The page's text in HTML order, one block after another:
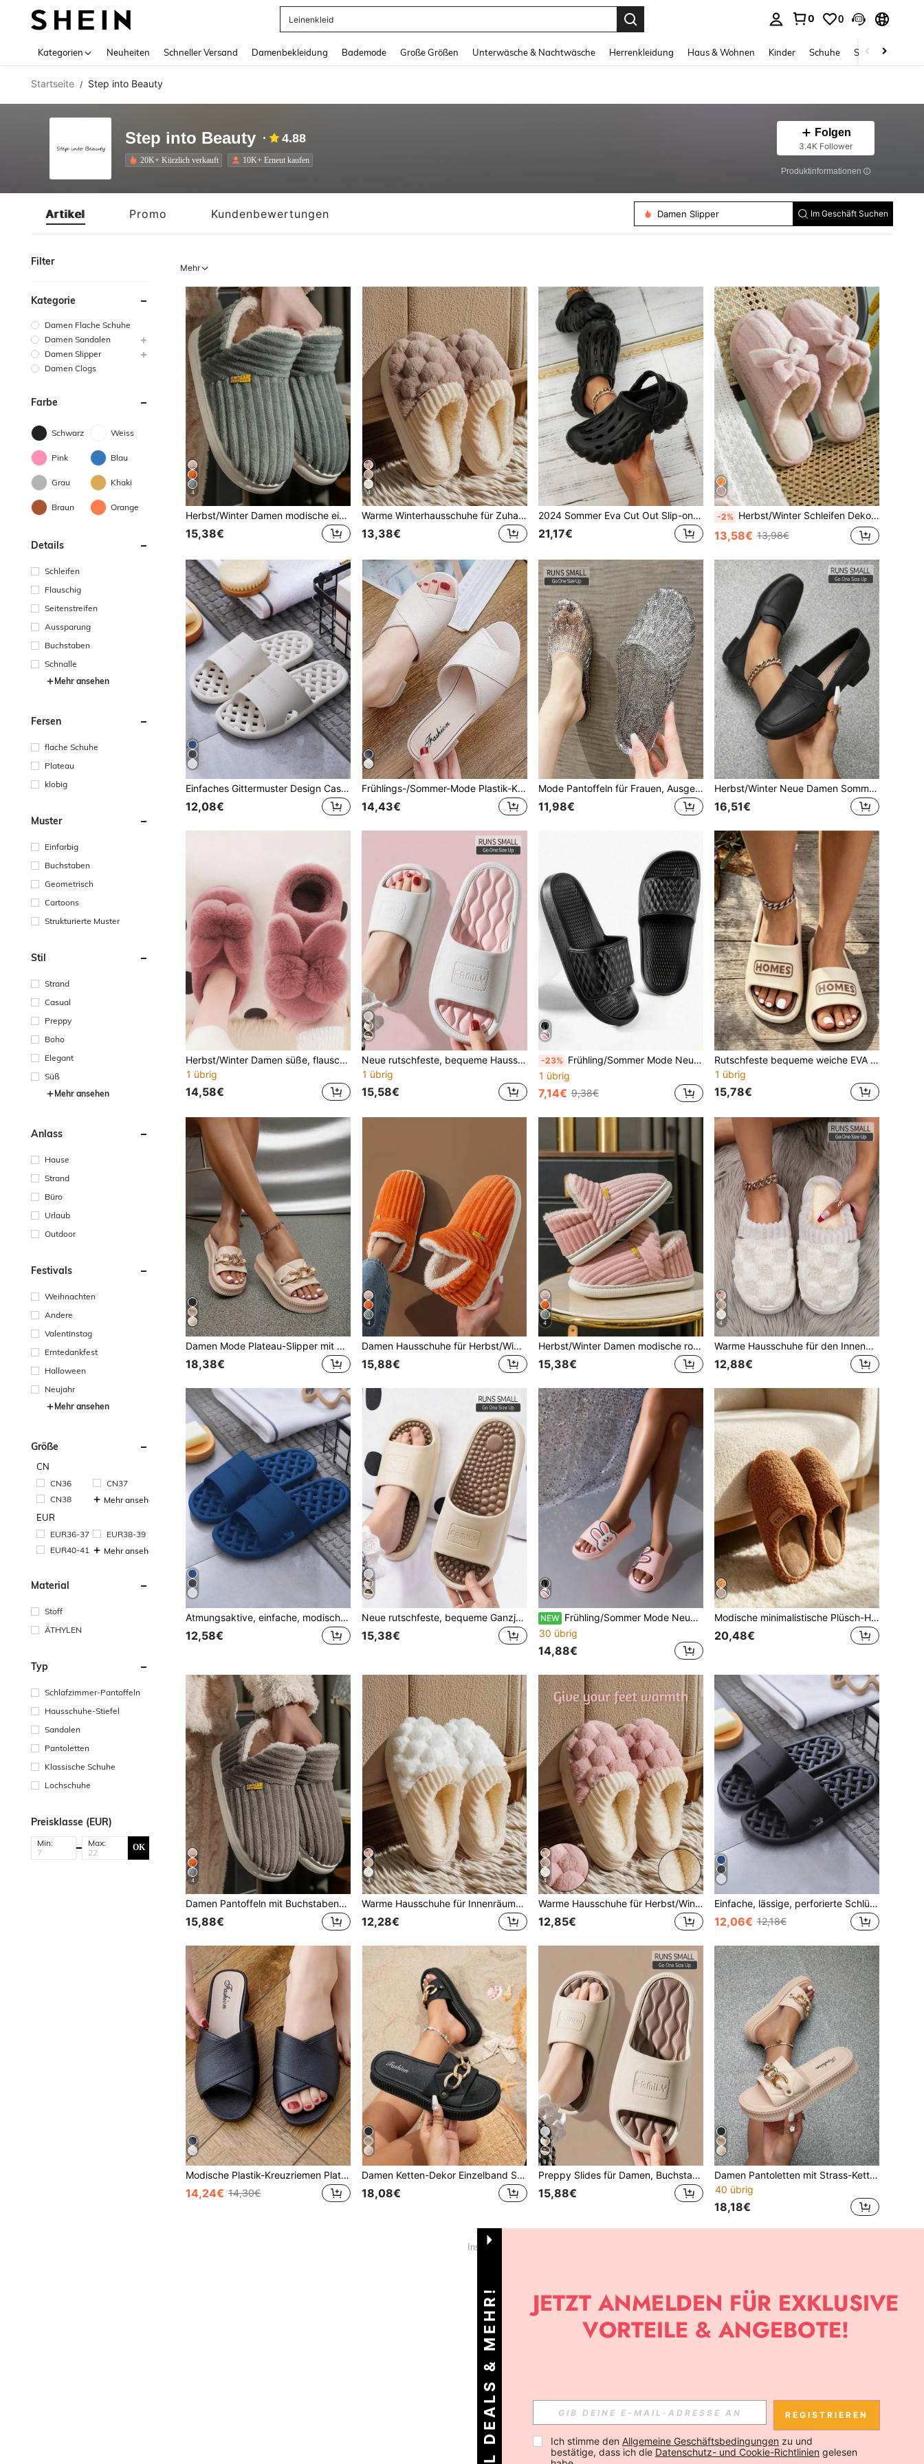
Sommertops
0 0
Kategorien Neuheiten Schneller Versand Damenbekleidung Bademode Große Größen Unterwäsche & Nachtwäsche Herrenkleidung Haus & Wohnen Kinder Schuhe Schmuck &
Startseite / Step into Beauty
Step into Beauty 4.88
20K+ Kürzlich verkauft 10K+ Erneut kaufen
Folgen
3.4K Follower
Produktinformationen
Artikel Promo Kundenbewertungen
Damen Hausschuhe
Damen Slipper
Im Geschäft Suchen
Filter
Kategorie
Damen Flache Schuhe
Damen Sandalen
Damen Slipper
Damen Clogs
Farbe
Schwarz Weiss
Pink Blau
Grau Khaki
Braun Orange
Details
Schleifen
Flauschig
Seitenstreifen
Aussparung
Buchstaben
Schnalle
Mehr ansehen
Fersen
flache Schuhe
Plateau
klobig
Muster
Einfarbig
Buchstaben
Geometrisch
Cartoons
Strukturierte Muster
Stil
Strand
Casual
Preppy
Boho
Elegant
Süß
Mehr ansehen
Anlass
Hause
Strand
Büro
Urlaub
Outdoor
Festivals
Weihnachten
Andere
Valentinstag
Erntedankfest
Halloween
Neujahr
Mehr ansehen
Größe
CN
CN36
CN37
CN38
Mehr ansehen
EUR
EUR36-37
EUR38-39
EUR40-41
Mehr ansehen
Material
Stoff
ÄTHYLEN
Typ
Schlafzimmer-Pantoffeln
Hausschuhe-Stiefel
Sandalen
Pantoletten
Klassische Schuhe
Lochschuhe
Preisklasse (EUR)
Min: Max: OK
Mehr
4
Herbst/Winter Damen modische einfarbige Pantoffeln Stiefel mit verschwommenem Buchstaben-Tag Dekoration, Grau, flauschige Pantoffeln
15,38€
4
Warme Winterhausschuhe für Zuhause, rutschfeste Plüsch-Paar-Hausschuhe für den Hausgebrauch, pelzige Schuhe, flauschige Hausschuhe
13,38€
2024 Sommer Eva Cut Out Slip-on Sandalen, Strandrutschen, Hausschuhe
21,17€
-2% Herbst/Winter Schleifen Deko Kuschelige Schlafzimmer Hausschuhe, mit Schleifen verziert, warm, verstärktes Material, stilvolle Hausschuhe für alle Personen, flauschige Hausschuhe
13,58€ 13,98€
Einfaches Gittermuster Design Casual Hausschuhe, modisch für den täglichen Gebrauch, Frühling Sommer Outfits
12,08€
Frühlings-/Sommer-Mode Plastik-Kreuzriemen Plateau-Sandalen, geeignet für Innen- und Außenbereich
14,43€
Mode Pantoffeln für Frauen, Ausgeschnittene Slides, Strandoutfits
11,98€
Herbst/Winter Neue Damen Sommer Plateau-Absatz Slip-On Flats Lässig Mode Sandalen Niedriger Absatz Outdoor Schuhe (Die Schuhe fallen klein aus, bitte eine Nummer größer bestellen)
16,51€
Herbst/Winter Damen süße, flauschige Plüsch-Hasen Hausschuhe, warm, lustige Hausschuhe
1 übrig
14,58€
Neue rutschfeste, bequeme Hausschlappen, Ganzjahresmodell, Frühlings-/Sommer-Outfits
1 übrig
15,58€
-23% Frühling/Sommer Mode Neue minimalistische Sandalen, leichtes EVA-Material, rutschfest, atmungsaktiv, geeignet für Garten, Strand und Innenbereich
1 übrig
7,14€ 9,38€
Rutschfeste bequeme weiche EVA Damenhausschuhe, geeignet für Innen- und Außenbereich, lässig und vielseitig
1 übrig
15,78€
Damen Mode Plateau-Slipper mit goldenen Knöpfen, minimalistisch & praktisch, Strandschuhe, Sommerschuhe
18,38€
4
Damen Hausschuhe für Herbst/Winter in Orange mit futuristischem Buchstaben-Applikation, wärmeisoliert, ideal für Halloween, flauschig
15,88€
4
Herbst/Winter Damen modische rosa einfarbige Pantoffeln mit Buchstaben-Aufklebern & Teddy-Bär Futter, flauschige Hausschuhe
15,38€
4
Warme Hausschuhe für den Innenbereich im Winter, rutschfeste Paarhausschuhe aus Plüsch für Zuhause, Schwangerschaft, Fellschuhe, flauschige Hausschuhe
12,88€
Atmungsaktive, einfache, modische Hausschuhe für den täglichen Gebrauch, Hausschuhe für Frauen für Innenräume
12,58€
Neue rutschfeste, bequeme Ganzjahres-Hausschuhe, Strandoutfits
15,38€
NEW Frühling/Sommer Mode Neue minimalistische Slides, leichtes EVA-Material, rutschfest, atmungsaktiv, wasserdicht, geeignet für Garten, Strand und Innenbereich
30 übrig
14,88€
Modische minimalistische Plüsch-Hausschuhe, warm und bequem, mit Thermofutter, für drinnen
20,48€
4
Damen Pantoffeln mit Buchstaben-Label für Herbst/Winter, modische Schlafzimmer-Stiefel mit rundem Zehenbereich, flauschige Hausschuhe
15,88€
4
Warme Hausschuhe für Innenräume, Paar Winter Hausschuhe mit rutschfester Plüschfütterung, Fellhausschuhe
12,28€
4
Warme Hausschuhe für Herbst/Winter für Zuhause, Paare, rutschfeste Hausschuhe für die Wochenbettphase, flauschige Hausschuhe
12,85€
Einfache, lässige, perforierte Schlüpf-Hausschuhe, modisch für den täglichen Gebrauch, Hausschuhe für Frauen für Innenräume
12,06€ 12,18€
Modische Plastik-Kreuzriemen Plateau-Sandalen, geeignet für Innen- und Außenbereich, Frühlings- und Sommeroutfits
14,24€ 14,30€
Damen Ketten-Dekor Einzelband Slides, modische Outdoor PVC Slides, Strandoutfits, Damen Pantoffeln
18,08€
Preppy Slides für Damen, Buchstaben-Grafik Einzel-Band Pantoffeln, Strandoutfits
15,88€
Damen Pantoletten mit Strass-Kettendekor, modische PVC-Hausschuhe, Sommerschuhe
40 übrig
18,18€
Insgesamt 1 Seiten
HOL DEALS & MEHR! REGISTRIEREN
Ich stimme den Allgemeine Geschäftsbedingungen zu und
bestätige, dass ich die Datenschutz- und Cookie-Richtlinien gelesen